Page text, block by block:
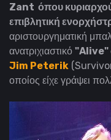
Zant όπου
επιβλητική
αριστουργηματική
ανατριχιαστικό "Alive"
Jim Peterik
οποίος είχε γράψει